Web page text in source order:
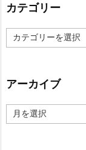
カテゴリー
カ
テ
ー
アーカイブ
ー